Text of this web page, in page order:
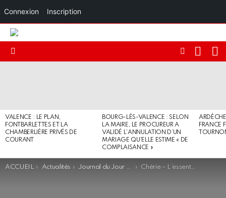
FOLLOW
VALENCE : LE PLAN,
FONTBARLETTES ET LA
CHAMBERLIÈRE PRIVÉS DE
COURANT
BOURG-LÈS-VALENCE : SELON
LA MAIRE, LE PROCUREUR A
VALIDÉ L’ANNULATION D’UN
MARIAGE QU’ELLE ESTIME « DE
COMPLAISANCE »
FRANCE
You are here:
ACCUEIL Actualités Journal du Jour - Flash Chérie – L’essentiel de l’actualité (95.5)
Connexion Inscription